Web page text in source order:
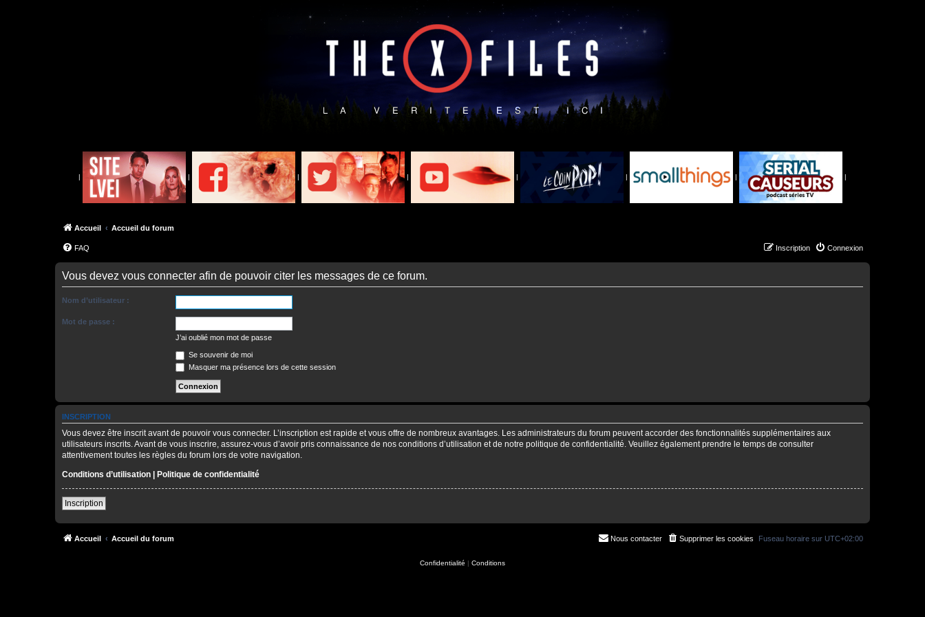
| | | | | | | |
Accueil Accueil du forum
FAQ Connexion
Inscription
Vous devez vous connecter afin de pouvoir citer les messages de ce forum.
Nom d’utilisateur :
Mot de passe :
J’ai oublié mon mot de passe
Se souvenir de moi
Masquer ma présence lors de cette session
INSCRIPTION
Vous devez être inscrit avant de pouvoir vous connecter. L’inscription est rapide et vous offre de nombreux avantages. Les administrateurs du forum peuvent accorder des fonctionnalités supplémentaires aux
utilisateurs inscrits. Avant de vous inscrire, assurez-vous d’avoir pris connaissance de nos conditions d’utilisation et de notre politique de confidentialité. Veuillez également prendre le temps de consulter
attentivement toutes les règles du forum lors de votre navigation.
Conditions d’utilisation | Politique de confidentialité
Inscription
Accueil Accueil du forum Fuseau horaire sur UTC+02:00
Supprimer les cookies
Nous contacter
Confidentialité | Conditions